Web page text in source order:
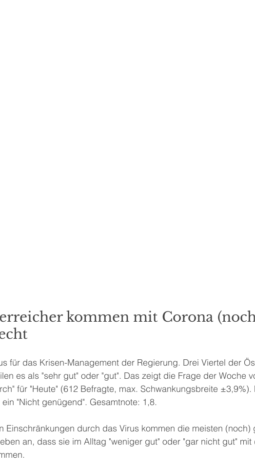
kommen mit Corona
für das Krisen-Management der Regierung. Drei Viertel der
es als "sehr gut" oder "gut". Das zeigt die Frage der Woche
für "Heute" (612 Befragte, max. Schwankungsbreite ±3,9%).
"Nicht genügend". Gesamtnote: 1,8.
Einschränkungen durch das Virus kommen die meisten (noch)
an, dass sie im Alltag "weniger gut" oder "gar nicht gut" mit